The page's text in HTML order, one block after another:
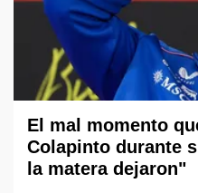
El mal momento
Colapinto durante
la matera dejaron"